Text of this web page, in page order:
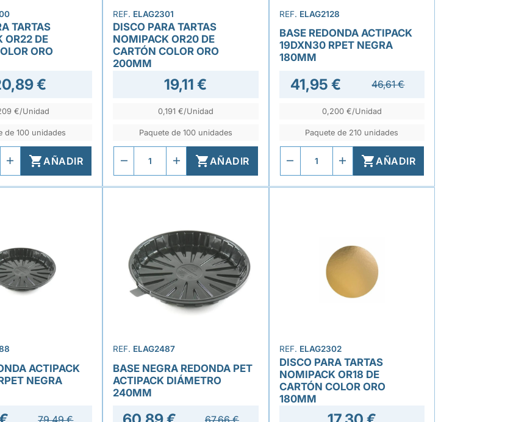
TARTAS
OR22 DE
ORO
€
€/Unidad
de 100 unidades
AÑADIR
REF. ELAG2301
DISCO PARA TARTAS
NOMIPACK OR20 DE
CARTÓN COLOR ORO
200MM
19,11 €
0,191 €/Unidad
Paquete de 100 unidades
AÑADIR
REF. ELAG2128
BASE REDONDA ACTIPACK
19DXN30 RPET NEGRA
180MM
41,95 € 46,61 €
0,200 €/Unidad
Paquete de 210 unidades
AÑADIR
ACTIPACK
NEGRA
79,49 €
REF. ELAG2487
BASE NEGRA REDONDA PET
ACTIPACK DIÁMETRO
240MM
67,66 €
REF. ELAG2302
DISCO PARA TARTAS
NOMIPACK OR18 DE
CARTÓN COLOR ORO
180MM